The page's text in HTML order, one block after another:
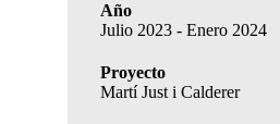
Año
Julio 2023 - Enero 2024
Proyecto
Martí Just i Calderer